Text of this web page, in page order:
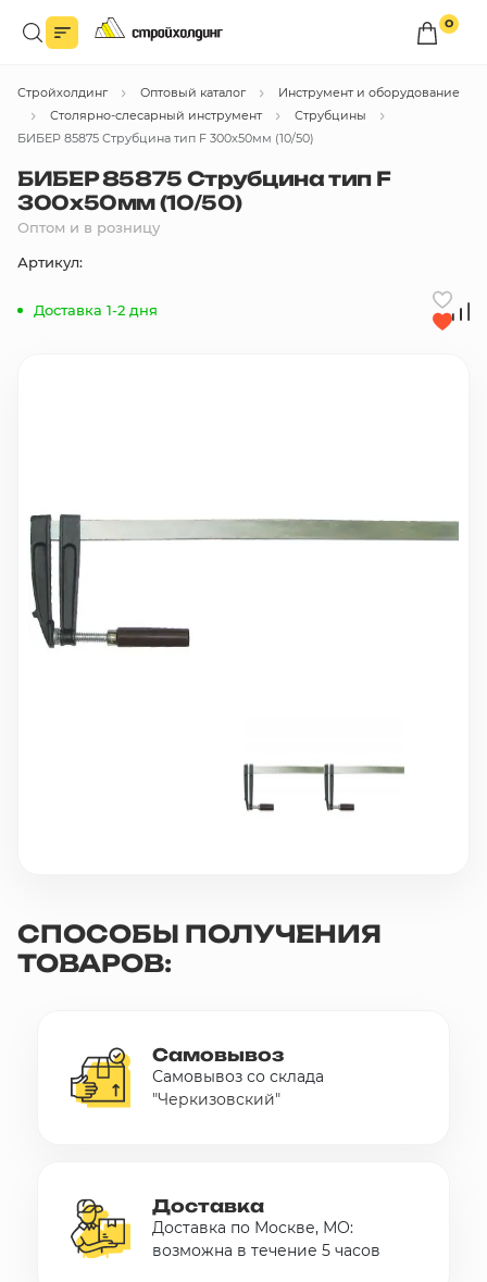
0
Войдите в личный кабинет
Вы сможете оформлять заказыпо оптовым ценам.
Каталог товаров
10 000 ₽
Минимальный заказ
+7(495) 988-86-47
sales@stroyholding.ru
Все бренды
Стройхолдинг Оптовый каталог
Инструмент и оборудование
Столярно-слесарный инструмент
Струбцины
БИБЕР 85875 Струбцина тип F 300х50мм (10/50)
БИБЕР 85875 Струбцина тип F
300х50мм (10/50)
Оптом и в розницу
Артикул:
Доставка 1-2 дня
СПОСОБЫ ПОЛУЧЕНИЯ
ТОВАРОВ:
Самовывоз
Самовывоз со склада
"Черкизовский"
Доставка
Доставка по Москве, МО:
возможна в течение 5 часов